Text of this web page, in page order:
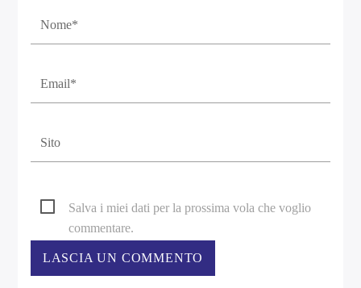
Salva i miei dati per la prossima vola che voglio
commentare.